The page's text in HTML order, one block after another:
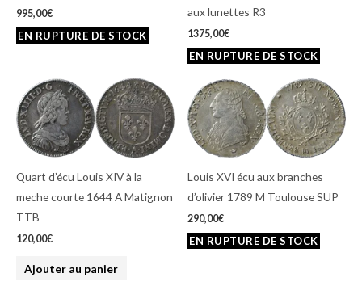
995,00€
aux lunettes R3
1375,00€
Quart d’écu Louis XIV à la
meche courte 1644 A Matignon
TTB
120,00€
Ajouter au panier
Louis XVI écu aux branches
d’olivier 1789 M Toulouse SUP
290,00€